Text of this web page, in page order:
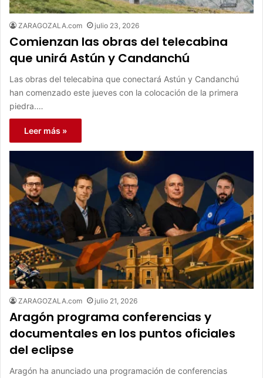
ZARAGOZALA.com julio 23, 2026
Comienzan las obras del telecabina
que unirá Astún y Candanchú
Las obras del telecabina que conectará Astún y Candanchú
han comenzado este jueves con la colocación de la primera
piedra.…
Leer más »
ZARAGOZALA.com julio 21, 2026
Aragón programa conferencias y
documentales en los puntos oficiales
del eclipse
Aragón ha anunciado una programación de conferencias